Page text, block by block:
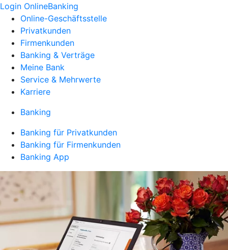
Login OnlineBanking
Online-Geschäftsstelle
Privatkunden
Firmenkunden
Banking & Verträge
Meine Bank
Service & Mehrwerte
Karriere
Banking
Banking für Privatkunden
Banking für Firmenkunden
Banking App